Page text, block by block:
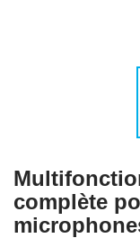
complète